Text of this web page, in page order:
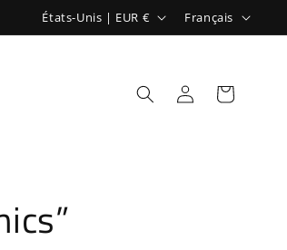
P
a
g
i
États-Unis | EUR €
a
g
Français
ConnexionPanier